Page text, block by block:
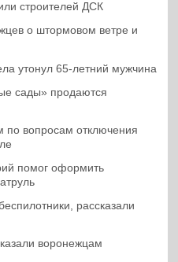
строителей ДСК
о штормовом ветре и
утонул 65-летний мужчина
сады» продаются
по вопросам отключения
помог оформить
рассказали
воронежцам